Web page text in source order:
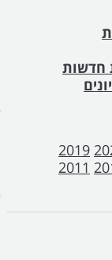
חדשות
2019
2011